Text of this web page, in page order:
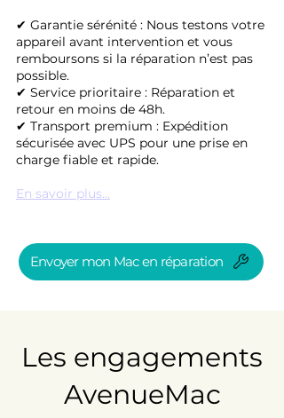
✔ Garantie sérénité : Nous testons votre
appareil avant intervention et vous
remboursons si la réparation n’est pas
possible.
✔ Service prioritaire : Réparation et
retour en moins de 48h.
✔ Transport premium : Expédition
sécurisée avec UPS pour une prise en
charge fiable et rapide.
En savoir plus...
Envoyer mon Mac en réparation
Les engagements
AvenueMac